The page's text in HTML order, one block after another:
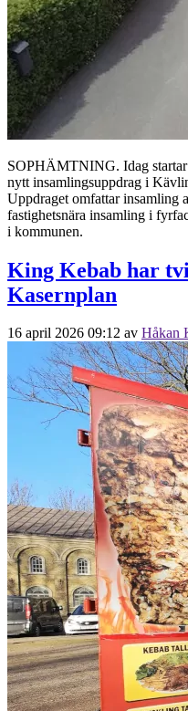
SOPHÄMTNING. Idag startar
nytt insamlingsuppdrag i
Uppdraget omfattar insamling
fastighetsnära insamling i
i kommunen.
King Kebab har
Kasernplan
16 april 2026 09:12 av Håkan